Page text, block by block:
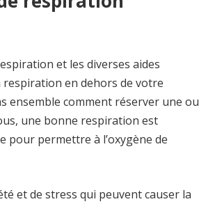
et les diverses aides
en dehors de votre
ensemble comment réserver une ou
une bonne respiration est
permettre à l’oxygène de
et de stress qui peuvent causer la